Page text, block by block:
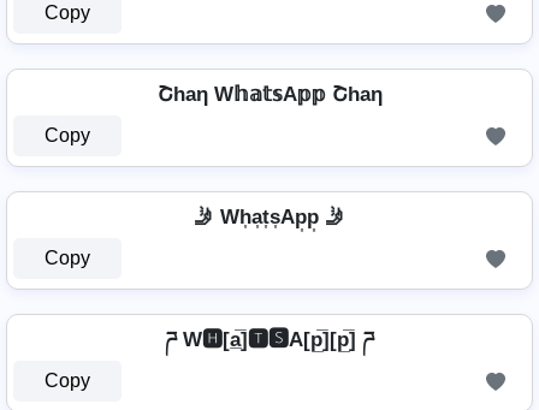
Copy
Շhaη W𝕙𝕒𝕥𝕤A𝕡𝕡 Շhaη
Copy
🤳 Wh͎a͎t͎s͎Ap͎p͎ 🤳
Copy
ཌ W🅷[a̲̅]🆃🆂A[p̲̅][p̲̅] ཌ
Copy